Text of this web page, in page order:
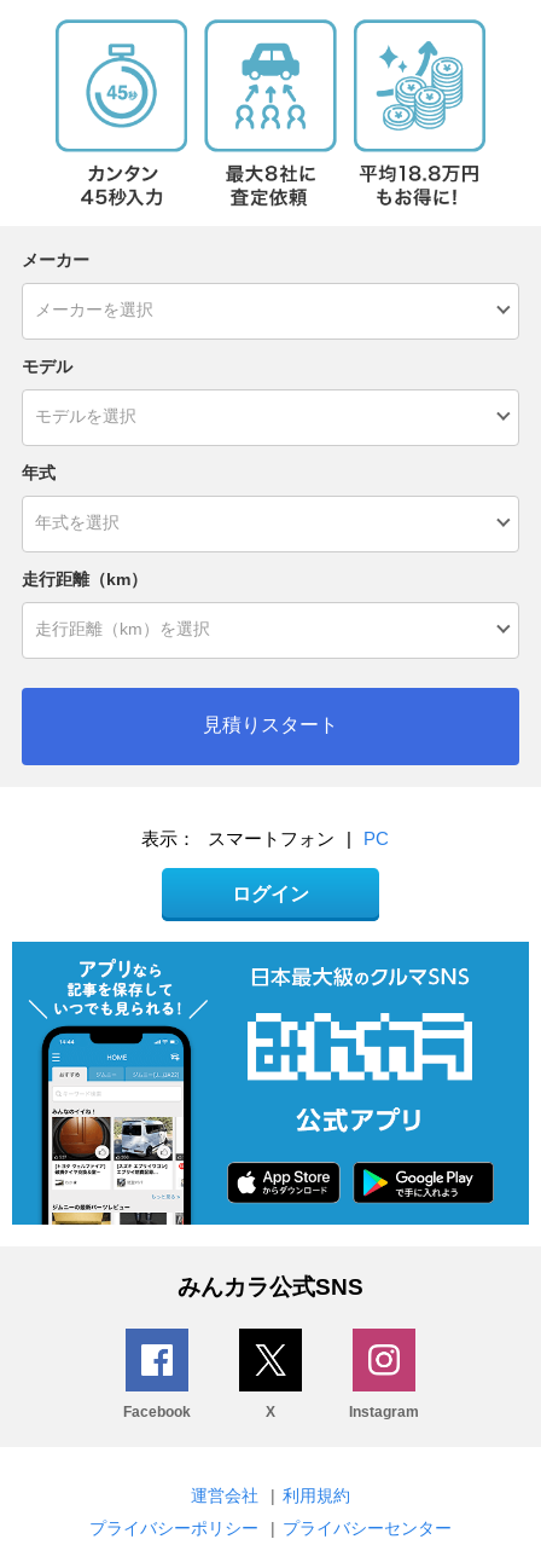
メーカー
モデル
年式
走行距離（km）
見積りスタート
表示： スマートフォン | PC
ログイン
みんカラ公式SNS
Facebook X Instagram
運営会社 | 利用規約
プライバシーポリシー
| プライバシーセンター